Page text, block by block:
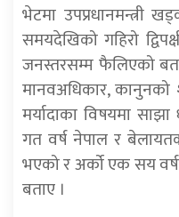
भेटमा उपप्रधानमन्त्री
समयदेखिको गहिरो
जनस्तरसम्म फैलिएको
मानवअधिकार, कानुनको
मर्यादाका विषयमा
गत वर्ष नेपाल र
भएको र अर्को एक सय
बताए ।